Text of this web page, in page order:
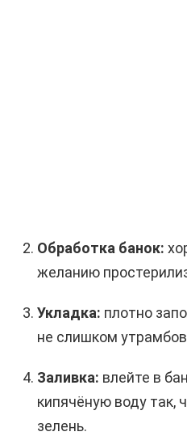
Обработка банок:
желанию
Укладка: плотно
не слишком
Заливка: влейте в
кипячёную воду так,
зелень.